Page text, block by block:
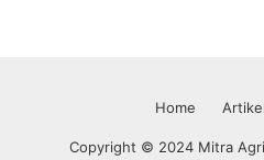
Home Artikel
Copyright © 2024 Mitra